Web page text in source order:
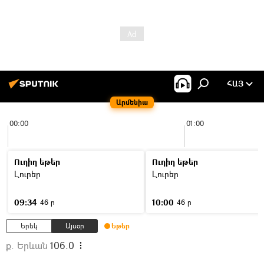
Արմենիա
ՀԱՅ
00:00 01:00
Ուղիղ եթեր
Լուրեր
09:34 46 ր
Ուղիղ եթեր
Լուրեր
10:00 46 ր
Երեկ Այսօր Եթեր
ք. Երևան 106.0